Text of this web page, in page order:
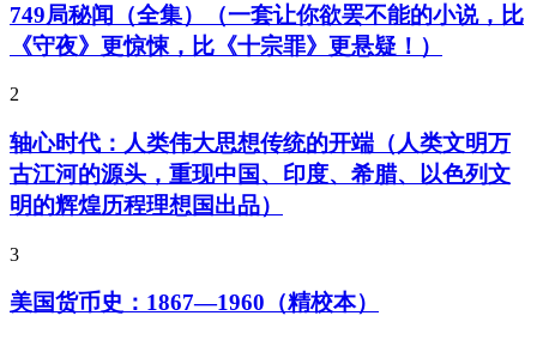
749局秘闻（全集）（一套让你欲罢不能的小说，比
《守夜》更惊悚，比《十宗罪》更悬疑！）
2
轴心时代：人类伟大思想传统的开端（人类文明万
古江河的源头，重现中国、印度、希腊、以色列文
明的辉煌历程理想国出品）
3
美国货币史：1867—1960（精校本）